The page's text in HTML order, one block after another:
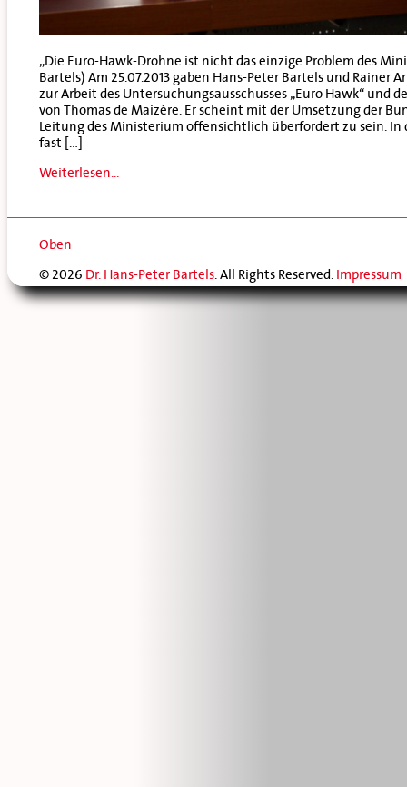
„Die Euro-Hawk-Drohne ist nicht das einzige Problem des
Bartels) Am 25.07.2013 gaben Hans-Peter Bartels und Rainer
zur Arbeit des Untersuchungsausschusses „Euro Hawk“ und
von Thomas de Maizère. Er scheint mit der Umsetzung der
Leitung des Ministerium offensichtlich überfordert zu sein. In
fast […]
Weiterlesen...
Oben
© 2026 Dr. Hans-Peter Bartels . All Rights Reserved. Impressum